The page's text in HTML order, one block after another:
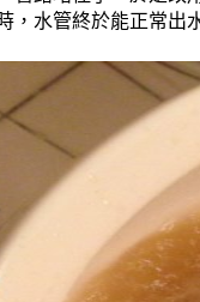
，水管終於能正常出